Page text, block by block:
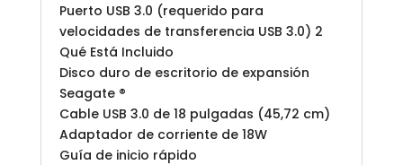
Puerto USB 3.0 (requerido para
velocidades de transferencia USB 3.0) 2
Qué Está Incluido
Disco duro de escritorio de expansión
Seagate ®
Cable USB 3.0 de 18 pulgadas (45,72 cm)
Adaptador de corriente de 18W
Guía de inicio rápido